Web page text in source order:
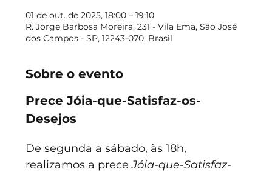
01 de out. de 2025, 18:00 – 19:10
R. Jorge Barbosa Moreira, 231 - Vila Ema, São José
dos Campos - SP, 12243-070, Brasil
Sobre o evento
Prece Jóia-que-Satisfaz-os-
Desejos
De segunda a sábado, às 18h,
realizamos a prece Jóia-que-Satisfaz-